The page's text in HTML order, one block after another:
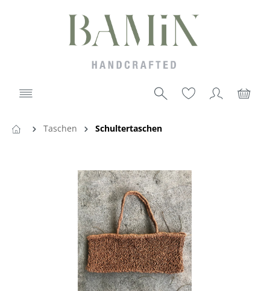
Taschen Schultertaschen